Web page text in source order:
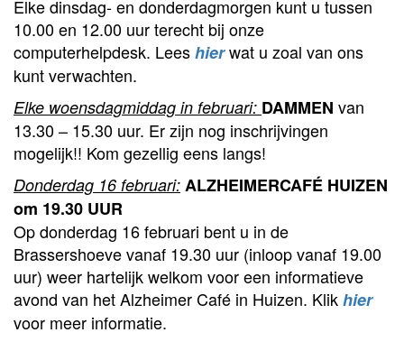
Elke dinsdag- en donderdagmorgen kunt u tussen
10.00 en 12.00 uur terecht bij onze
computerhelpdesk. Leeshierwat u zoal van ons
kunt verwachten.
Elke woensdagmiddag in februari: DAMMEN van
13.30 – 15.30 uur. Er zijn nog inschrijvingen
mogelijk!! Kom gezellig eens langs!
Donderdag 16 februari: ALZHEIMERCAFÉ HUIZEN
om 19.30 UUR
Op donderdag 16 februari bent u in de
Brassershoeve vanaf 19.30 uur (inloop vanaf 19.00
uur) weer hartelijk welkom voor een informatieve
avond van het Alzheimer Café in Huizen. Klikhier
voor meer informatie.